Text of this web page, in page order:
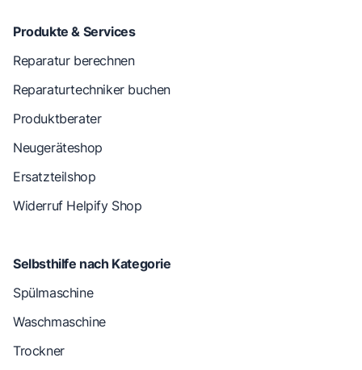
Produkte & Services
Reparatur berechnen
Reparaturtechniker buchen
Produktberater
Neugeräteshop
Ersatzteilshop
Widerruf Helpify Shop
Selbsthilfe nach Kategorie
Spülmaschine
Waschmaschine
Trockner